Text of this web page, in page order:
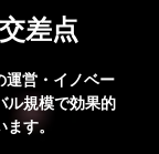
差点
運営・イノベー
ル規模で効果的
す。